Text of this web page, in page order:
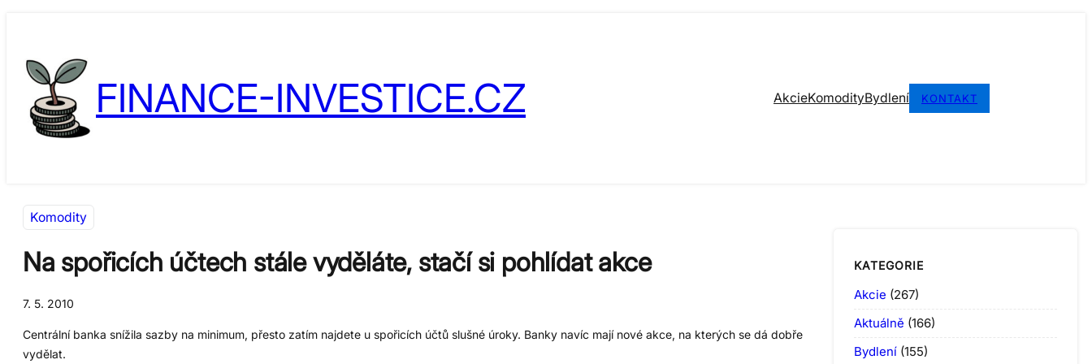
obsah
content
FINANCE-INVESTICE.CZ AkcieKomodityBydlení KONTAKT
Komodity
Na spořicích účtech stále vyděláte, stačí si pohlídat akce
7. 5. 2010
Centrální banka snížila sazby na minimum, přesto zatím najdete u spořicích účtů slušné úroky. Banky navíc mají nové akce, na kterých se dá dobře
vydělat.
KATEGORIE
Akcie (267)
Aktuálně (166)
Bydlení (155)